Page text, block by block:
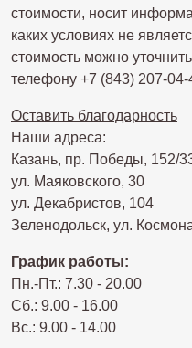
стоимости, носит
каких условиях не
стоимость можно
телефону +7 (843) 207-04-
Оставить благодарность
Наши адреса:
Казань, пр. Победы, 152/
ул. Маяковского, 30
ул. Декабристов, 104
Зеленодольск, ул.
График работы:
Пн.-Пт.: 7.30 - 20.00
Сб.: 9.00 - 16.00
Вс.: 9.00 - 14.00